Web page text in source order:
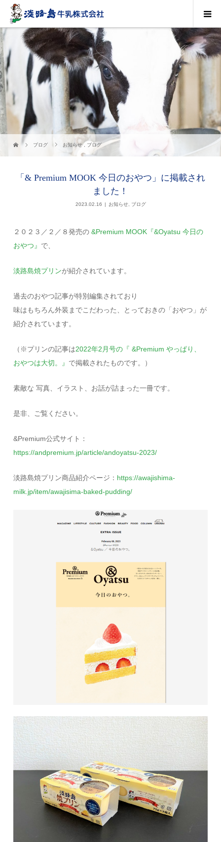
ブログ お知らせ , ブログ
「& Premium MOOK 今日のおやつ」に掲載され
ました！
2023.02.16 お知らせ, ブログ
２０２３／２／８発売の&Premium MOOK『&Oyatsu 今日の
おやつ』 で、
淡路島焼プリンが紹介されています。
過去のおやつ記事が特別編集されており
味はもちろん外装までこだわった、とっておきの「おやつ」が
紹介されています。
（※プリンの記事は2022年2月号の『 &Premium やっぱり、
おやつは大切。』 で掲載されたものです。）
素敵な 写真、イラスト、お話が詰まった一冊です。
是非、ご覧ください。
&Premium公式サイト：
https://andpremium.jp/article/andoyatsu-2023/
淡路島焼プリン商品紹介ページ： https://awajishima-
milk.jp/item/awajisima-baked-pudding/